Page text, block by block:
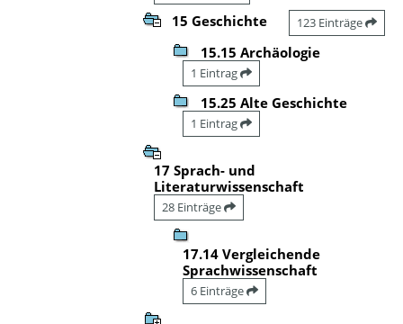
15 Geschichte 123 Einträge
15.15 Archäologie
1 Eintrag
15.25 Alte Geschichte
1 Eintrag
17 Sprach- und
Literaturwissenschaft
28 Einträge
17.14 Vergleichende
Sprachwissenschaft
6 Einträge